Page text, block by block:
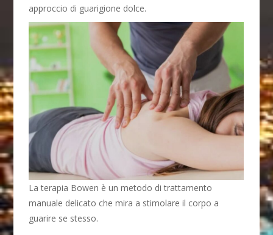
approccio di guarigione dolce.
La terapia Bowen è un metodo di trattamento
manuale delicato che mira a stimolare il corpo a
guarire se stesso.